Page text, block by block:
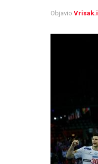
Objavio